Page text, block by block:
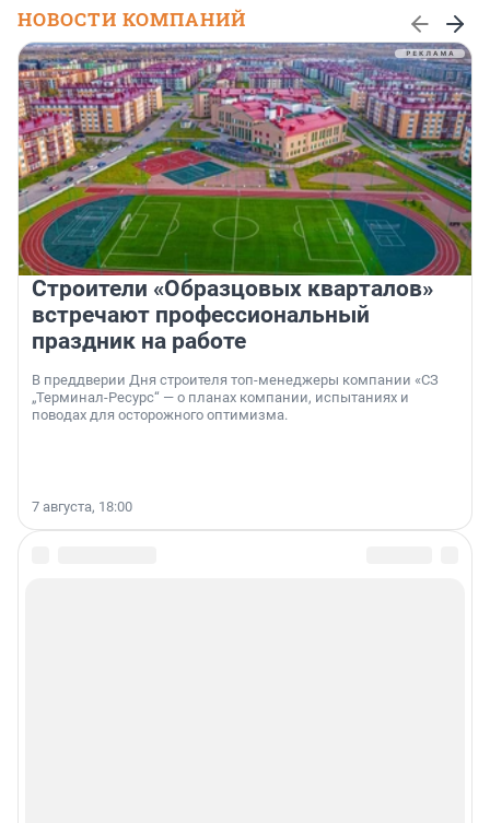
НОВОСТИ КОМПАНИЙ
Строители «Образцовых кварталов»
встречают профессиональный
праздник на работе
В преддверии Дня строителя топ-менеджеры компании «СЗ
„Терминал-Ресурс“ — о планах компании, испытаниях и
поводах для осторожного оптимизма.
7 августа, 18:00